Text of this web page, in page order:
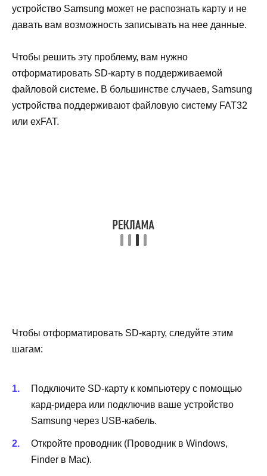
устройство Samsung может не распознать карту и не
давать вам возможность записывать на нее данные.
Чтобы решить эту проблему, вам нужно
отформатировать SD-карту в поддерживаемой
файловой системе. В большинстве случаев, Samsung
устройства поддерживают файловую систему FAT32
или exFAT.
Чтобы отформатировать SD-карту, следуйте этим
шагам:
Подключите SD-карту к компьютеру с помощью
кард-ридера или подключив ваше устройство
Samsung через USB-кабель.
Откройте проводник (Проводник в Windows,
Finder в Mac).